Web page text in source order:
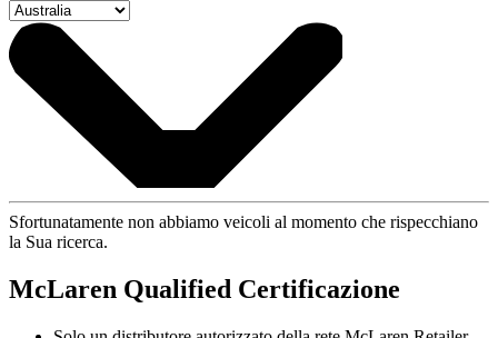
Sfortunatamente non abbiamo veicoli al momento che rispecchiano
la Sua ricerca.
McLaren Qualified Certificazione